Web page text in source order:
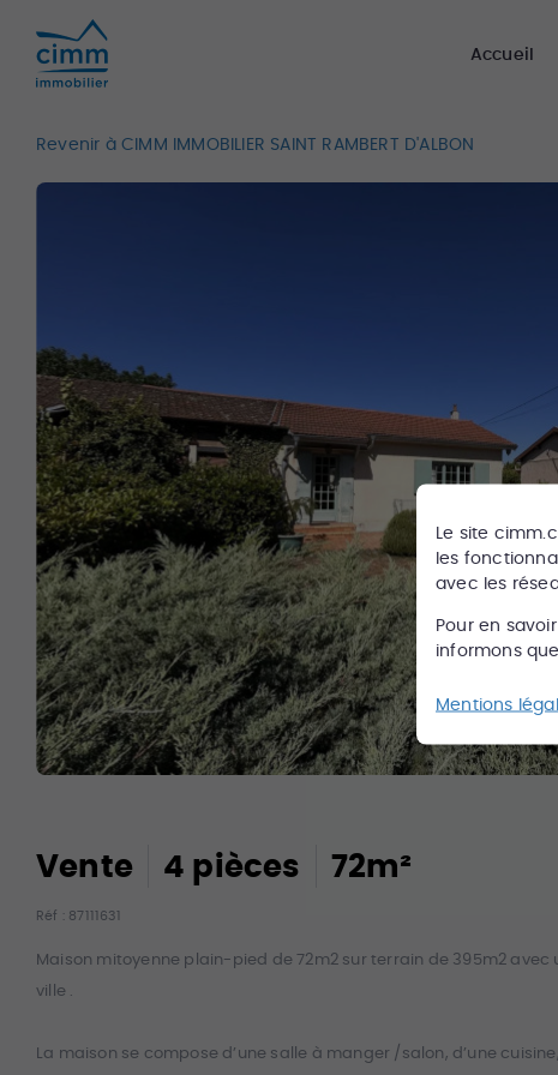
Le site
les
avec les
Pour en
informons
Mentions
Accueil
Revenir à CIMM IMMOBILIER SAINT RAMBERT D'ALBON
Vente 4 pièces 72m²
Réf : 87111631
Maison mitoyenne plain-pied de 72m2 sur terrain de 395m2
ville .
La maison se compose d’une salle à manger /salon, d’une